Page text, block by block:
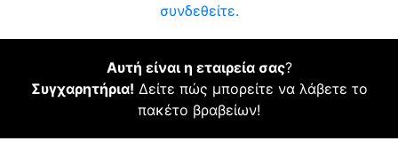
συνδεθείτε.
Αυτή είναι η εταιρεία σας?
Συγχαρητήρια! Δείτε πώς μπορείτε να λάβετε το
πακέτο βραβείων!